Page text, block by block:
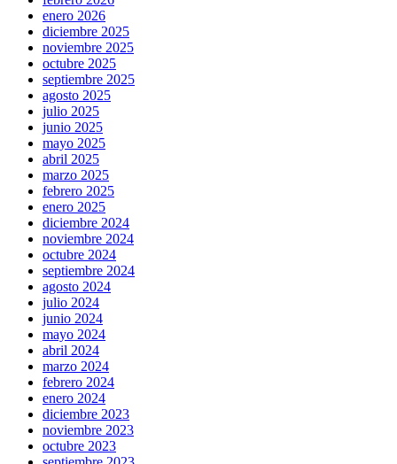
enero 2026
diciembre 2025
noviembre 2025
octubre 2025
septiembre 2025
agosto 2025
julio 2025
junio 2025
mayo 2025
abril 2025
marzo 2025
febrero 2025
enero 2025
diciembre 2024
noviembre 2024
octubre 2024
septiembre 2024
agosto 2024
julio 2024
junio 2024
mayo 2024
abril 2024
marzo 2024
febrero 2024
enero 2024
diciembre 2023
noviembre 2023
octubre 2023